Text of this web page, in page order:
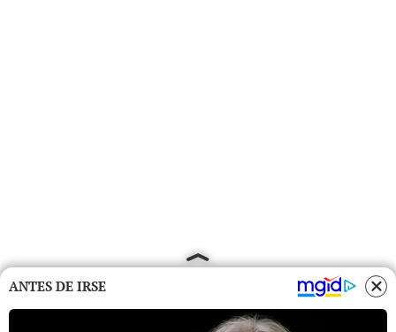
ANTES DE IRSE